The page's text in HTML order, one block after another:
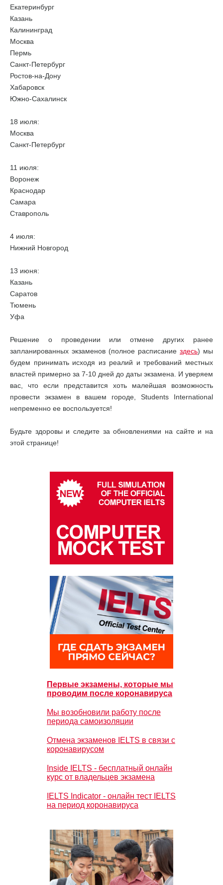
Екатеринбург
Казань
Калининград
Москва
Пермь
Санкт-Петербург
Ростов-на-Дону
Хабаровск
Южно-Сахалинск
18 июля:
Москва
Санкт-Петербург
11 июля:
Воронеж
Краснодар
Самара
Ставрополь
4 июля:
Нижний Новгород
13 июня:
Казань
Саратов
Тюмень
Уфа
Решение о проведении или отмене других ранее
запланированных экзаменов (полное расписание здесь) мы
будем принимать исходя из реалий и требований местных
властей примерно за 7-10 дней до даты экзамена. И уверяем
вас, что если представится хоть малейшая возможность
провести экзамен в вашем городе, Students International
непременно ее воспользуется!
Будьте здоровы и следите за обновлениями на сайте и на
этой странице!
Первые экзамены, которые мы
проводим после коронавируса
Мы возобновили работу после
периода самоизоляции
Отмена экзаменов IELTS в связи с
коронавирусом
Inside IELTS - бесплатный онлайн
курс от владельцев экзамена
IELTS Indicator - онлайн тест IELTS
на период коронавируса